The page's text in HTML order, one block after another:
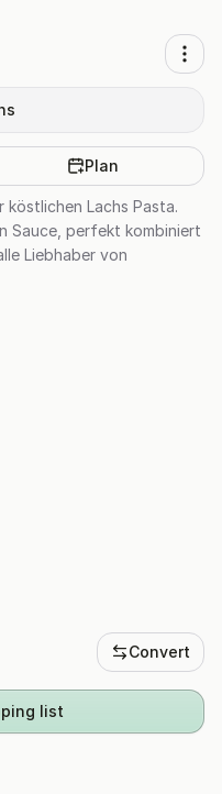
Plan
köstlichen Lachs Pasta.
Sauce, perfekt kombiniert
Liebhaber von
Convert
list